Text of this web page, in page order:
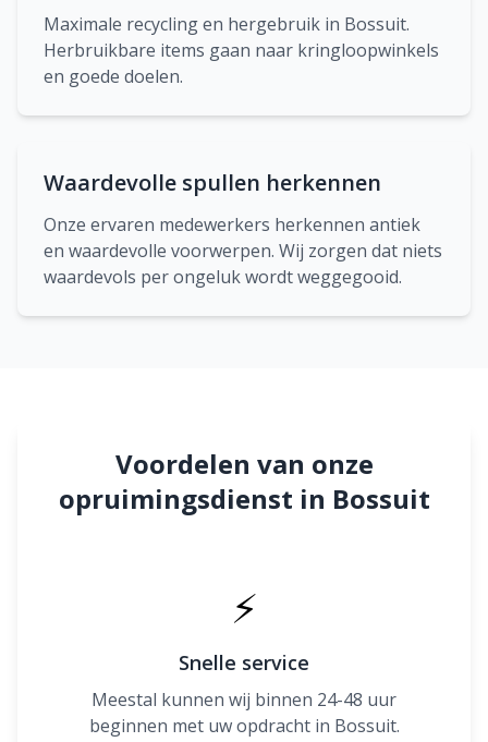
Maximale recycling en hergebruik in Bossuit.
Herbruikbare items gaan naar kringloopwinkels
en goede doelen.
Waardevolle spullen herkennen
Onze ervaren medewerkers herkennen antiek
en waardevolle voorwerpen. Wij zorgen dat niets
waardevols per ongeluk wordt weggegooid.
Voordelen van onze
opruimingsdienst in Bossuit
⚡
Snelle service
Meestal kunnen wij binnen 24-48 uur
beginnen met uw opdracht in Bossuit.